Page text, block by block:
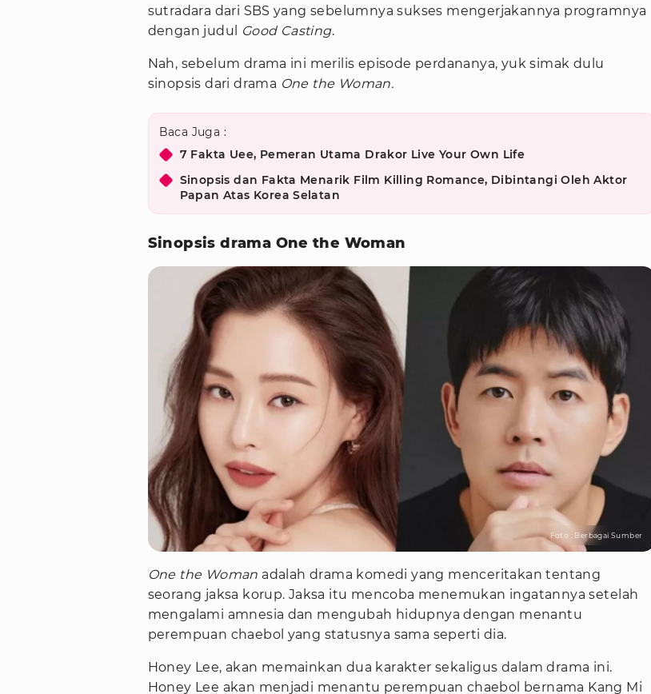
sutradara dari SBS yang sebelumnya sukses mengerjakannya programnya
dengan judul
Good Casting.
Nah, sebelum drama ini merilis episode perdananya, yuk simak dulu
sinopsis dari drama One the Woman.
Baca Juga :
7 Fakta Uee, Pemeran Utama Drakor Live Your Own Life
Sinopsis dan Fakta Menarik Film Killing Romance, Dibintangi Oleh Aktor
Papan Atas Korea Selatan
Sinopsis drama One the Woman
Foto : Berbagai Sumber
One the Woman adalah drama komedi yang menceritakan tentang
seorang jaksa korup. Jaksa itu mencoba menemukan ingatannya setelah
mengalami amnesia dan mengubah hidupnya dengan menantu
perempuan chaebol yang statusnya sama seperti dia.
Honey Lee, akan memainkan dua karakter sekaligus dalam drama ini.
Honey Lee akan menjadi menantu perempuan chaebol bernama Kang Mi